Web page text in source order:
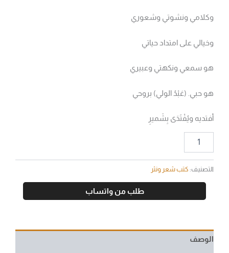
وكلامي ونشوتي وشعوري
وخيالي على امتداد حياتي
هو سمعي ونكهتي وعبيري
هو حبي. (عَبْدُ الولي) بروحي
أفتديه ويُفْتَدَى بِشَميرِ
التصنيف: كتب شعر ونثر
طلب من واتساب
الوصف